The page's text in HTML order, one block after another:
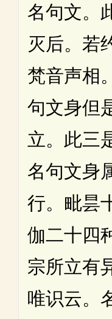
名句文。
灭后。若
梵音声相
句文身但
立。此三
名句文身
行。毗昙
伽二十四
宗所立有
唯识云。